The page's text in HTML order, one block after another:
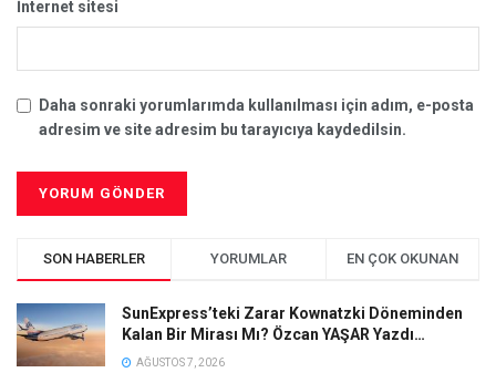
İnternet sitesi
Daha sonraki yorumlarımda kullanılması için adım, e-posta
adresim ve site adresim bu tarayıcıya kaydedilsin.
SON HABERLER YORUMLAR EN ÇOK OKUNAN
SunExpress’teki Zarar Kownatzki Döneminden
Kalan Bir Mirası Mı? Özcan YAŞAR Yazdı…
AĞUSTOS 7, 2026